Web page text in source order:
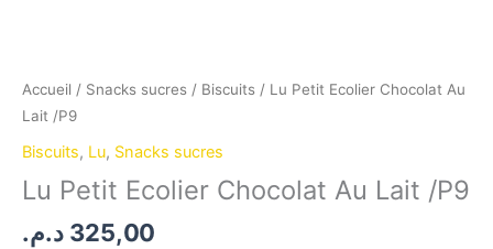
Accueil / Snacks sucres / Biscuits / Lu Petit Ecolier Chocolat Au
Lait /P9
Biscuits, Lu, Snacks sucres
Lu Petit Ecolier Chocolat Au Lait /P9
325,00 د.م.